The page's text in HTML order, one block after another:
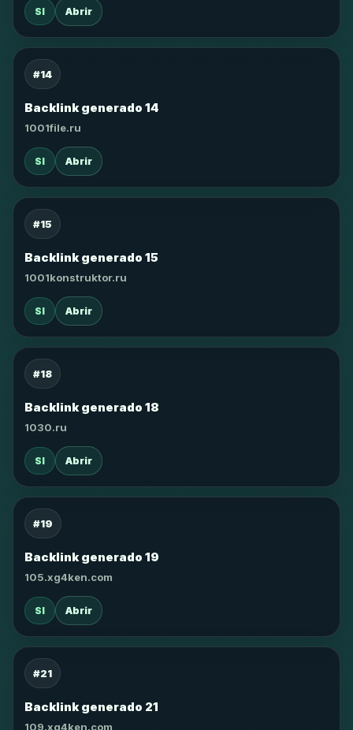
SI Abrir
#14
Backlink generado 14
1001file.ru
SI Abrir
#15
Backlink generado 15
1001konstruktor.ru
SI Abrir
#18
Backlink generado 18
1030.ru
SI Abrir
#19
Backlink generado 19
105.xg4ken.com
SI Abrir
#21
Backlink generado 21
109.xg4ken.com